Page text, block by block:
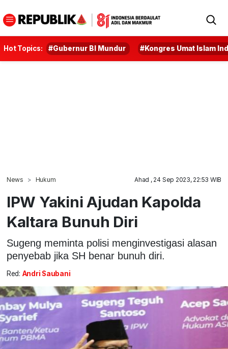
Hot Topics: #Gubernur BI Mundur #Kongres Umat Islam
News Hukum Ahad , 24 Sep 2023, 22:53 WIB
IPW Yakini Ajudan Kapolda
Kaltara Bunuh Diri
Sugeng meminta polisi menginvestigasi alasan
penyebab jika SH benar bunuh diri.
Red: Andri Saubani